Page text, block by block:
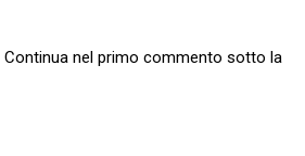
Continua nel primo commento sotto la